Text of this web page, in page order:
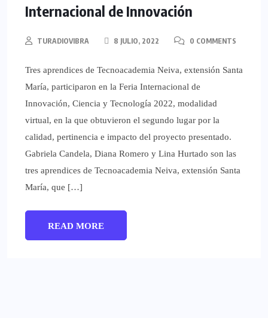
Internacional de Innovación
TURADIOVIBRA 8 JULIO, 2022 0 COMMENTS
Tres aprendices de Tecnoacademia Neiva, extensión Santa
María, participaron en la Feria Internacional de
Innovación, Ciencia y Tecnología 2022, modalidad
virtual, en la que obtuvieron el segundo lugar por la
calidad, pertinencia e impacto del proyecto presentado.
Gabriela Candela, Diana Romero y Lina Hurtado son las
tres aprendices de Tecnoacademia Neiva, extensión Santa
María, que […]
READ MORE